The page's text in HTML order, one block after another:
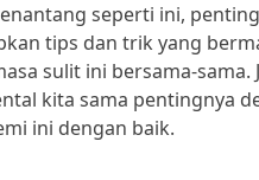
seperti ini,
tips dan trik yang
sulit ini bersama-
kita sama pentingnya
ini dengan baik.